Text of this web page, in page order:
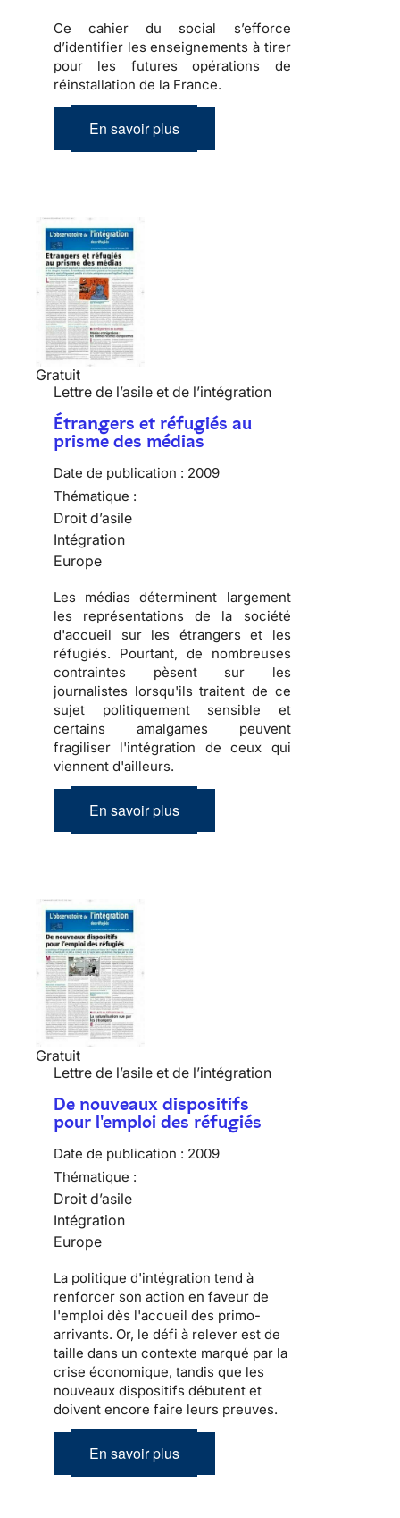
Ce cahier du social s’efforce
d’identifier les enseignements à tirer
pour les futures opérations de
réinstallation de la France.
En savoir plus
Gratuit
Lettre de l’asile et de l’intégration
Étrangers et réfugiés au
prisme des médias
Date de publication : 2009
Thématique :
Droit d’asile
Intégration
Europe
Les médias déterminent largement
les représentations de la société
d'accueil sur les étrangers et les
réfugiés. Pourtant, de nombreuses
contraintes pèsent sur les
journalistes lorsqu'ils traitent de ce
sujet politiquement sensible et
certains amalgames peuvent
fragiliser l'intégration de ceux qui
viennent d'ailleurs.
En savoir plus
Gratuit
Lettre de l’asile et de l’intégration
De nouveaux dispositifs
pour l'emploi des réfugiés
Date de publication : 2009
Thématique :
Droit d’asile
Intégration
Europe
La politique d'intégration tend à
renforcer son action en faveur de
l'emploi dès l'accueil des primo-
arrivants. Or, le défi à relever est de
taille dans un contexte marqué par la
crise économique, tandis que les
nouveaux dispositifs débutent et
doivent encore faire leurs preuves.
En savoir plus